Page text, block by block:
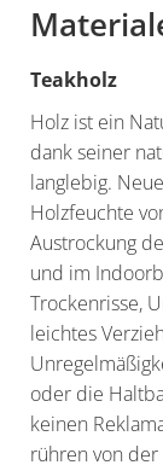
Teakholz
Holz ist ein
dank seiner
langlebig.
Holzfeuchte
Austrockung
und im
Trockenrisse,
leichtes
oder die
keinen
rühren von